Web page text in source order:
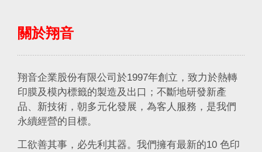
關於翔音
翔音企業股份有限公司於1997年創立，致力於熱轉
印膜及模內標籤的製造及出口；不斷地研發新產
品、新技術，朝多元化發展，為客人服務，是我們
永續經營的目標。
工欲善其事，必先利其器。我們擁有最新的10 色印